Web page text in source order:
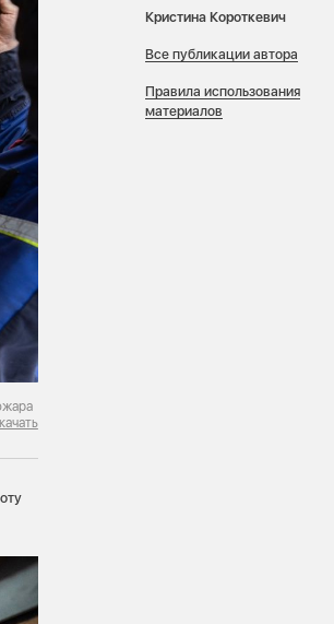
Кристина Короткевич
Все публикации автора
Правила использования
материалов